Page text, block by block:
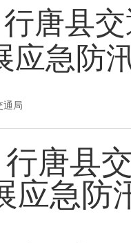
行唐县
应急防
通局
行唐县
应急防